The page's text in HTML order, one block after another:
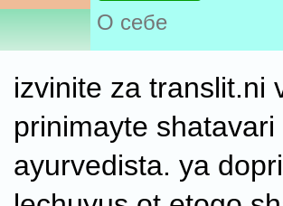
О себе
izvinite za translit.ni
prinimayte
ayurvedista. ya